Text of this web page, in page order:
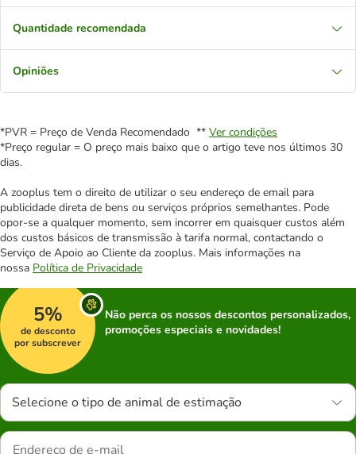
Quantidade recomendada
Opiniões
*PVR = Preço de Venda Recomendado ** Ver condições
*Preço regular = O preço mais baixo que o artigo teve nos últimos 30
dias.
A zooplus tem o direito de utilizar o seu endereço de email para
publicidade direta de bens ou serviços próprios semelhantes. Pode
opor-se a qualquer momento, sem incorrer em quaisquer custos além
dos custos básicos de transmissão à tarifa normal, contactando o
Serviço de Apoio ao Cliente da zooplus. Mais informações na
nossa Política de Privacidade
5%
de desconto
por subscrever
Não perca os nossos descontos personalizados,
promoções especiais e novidades!
Selecione o tipo de animal de estimação